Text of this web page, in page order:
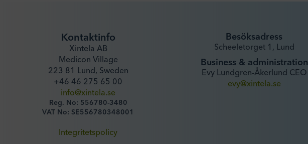
Kontaktinfo
Xintela AB
Medicon Village
223 81 Lund, Sweden
+46 46 275 65 00
info@xintela.se
Reg. No: 556780-3480
VAT No: SE556780348001
Integritetspolicy
Besöksadress
Scheeletorget 1, Lund
Business & administration
Evy Lundgren-Åkerlund CEO
evy@xintela.se